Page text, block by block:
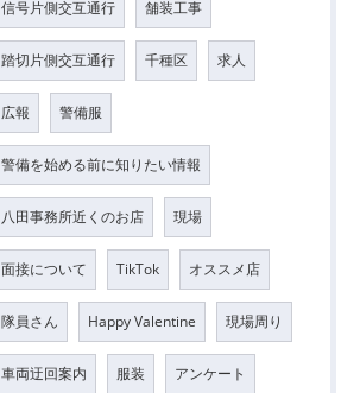
信号片側交互通行 舗装工事
踏切片側交互通行 千種区 求人
広報 警備服
警備を始める前に知りたい情報
八田事務所近くのお店 現場
面接について TikTok オススメ店
隊員さん Happy Valentine 現場周り
車両迂回案内 服装 アンケート